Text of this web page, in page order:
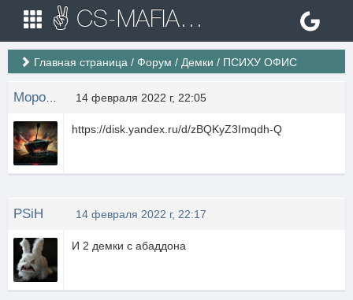
✌ CS-MAFIA.RU ✌ Игровые сервера Counter Strike 1.6
Главная страница / Форум / Демки / ПСИХУ ОФИС
14 февраля 2022 г, 22:05
https://disk.yandex.ru/d/zBQKyZ3Imqdh-Q
PSiH 14 февраля 2022 г, 22:17
И 2 демки с абаддона